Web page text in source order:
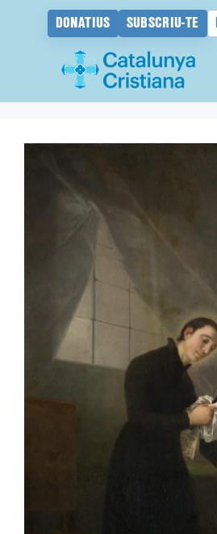
DONATIUS SUBSCRIU-TE